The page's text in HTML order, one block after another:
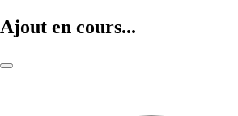
Ajout en cours...